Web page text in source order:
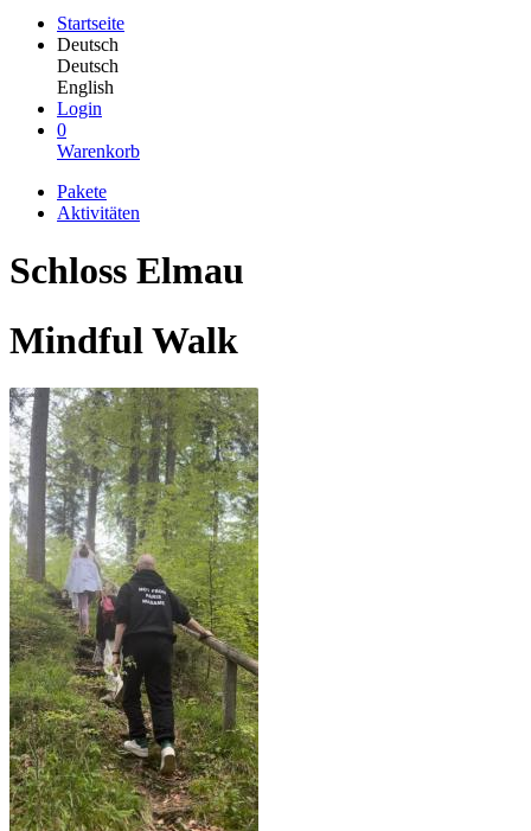
Startseite
Deutsch
Deutsch
English
Login
0
Warenkorb
Pakete
Aktivitäten
Schloss Elmau
Mindful Walk